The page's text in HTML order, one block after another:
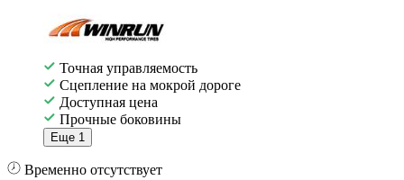
Точная управляемость
Сцепление на мокрой дороге
Доступная цена
Прочные боковины
Еще 1
Временно отсутствует